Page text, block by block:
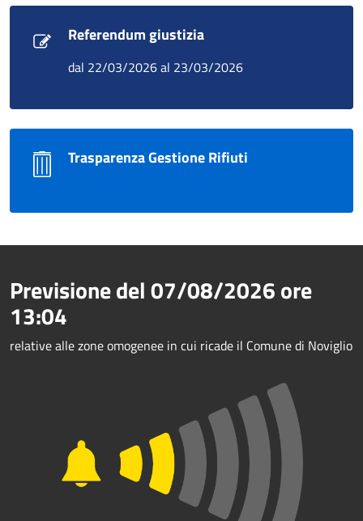
Referendum giustizia
dal 22/03/2026 al 23/03/2026
Trasparenza Gestione Rifiuti
Previsione del07/08/2026ore
13:04
relative alle zone omogenee in cui ricade il Comune di Noviglio